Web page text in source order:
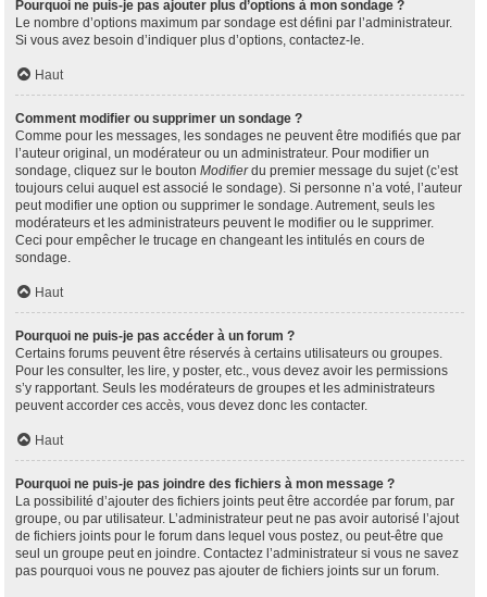
Pourquoi ne puis-je pas ajouter plus d’options à mon sondage ?
Le nombre d’options maximum par sondage est défini par l’administrateur.
Si vous avez besoin d’indiquer plus d’options, contactez-le.
Haut
Comment modifier ou supprimer un sondage ?
Comme pour les messages, les sondages ne peuvent être modifiés que par
l’auteur original, un modérateur ou un administrateur. Pour modifier un
sondage, cliquez sur le bouton Modifierdu premier message du sujet (c’est
toujours celui auquel est associé le sondage). Si personne n’a voté, l’auteur
peut modifier une option ou supprimer le sondage. Autrement, seuls les
modérateurs et les administrateurs peuvent le modifier ou le supprimer.
Ceci pour empêcher le trucage en changeant les intitulés en cours de
sondage.
Haut
Pourquoi ne puis-je pas accéder à un forum ?
Certains forums peuvent être réservés à certains utilisateurs ou groupes.
Pour les consulter, les lire, y poster, etc., vous devez avoir les permissions
s’y rapportant. Seuls les modérateurs de groupes et les administrateurs
peuvent accorder ces accès, vous devez donc les contacter.
Haut
Pourquoi ne puis-je pas joindre des fichiers à mon message ?
La possibilité d’ajouter des fichiers joints peut être accordée par forum, par
groupe, ou par utilisateur. L’administrateur peut ne pas avoir autorisé l’ajout
de fichiers joints pour le forum dans lequel vous postez, ou peut-être que
seul un groupe peut en joindre. Contactez l’administrateur si vous ne savez
pas pourquoi vous ne pouvez pas ajouter de fichiers joints sur un forum.